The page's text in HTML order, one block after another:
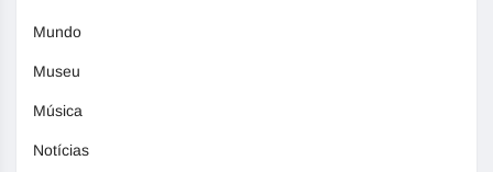
Mundo
Museu
Música
Notícias